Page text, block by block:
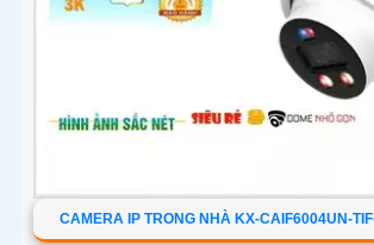
CAMERA IP TRONG NHÀ KX-CAIF6004UN-